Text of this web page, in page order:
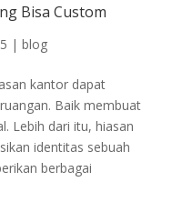
Bisa Custom
| blog
kantor dapat
Baik membuat
Lebih dari itu, hiasan
identitas sebuah
berbagai